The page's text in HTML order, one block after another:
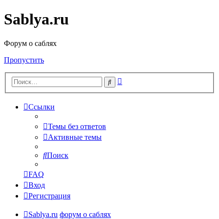
Sablya.ru
Форум о саблях
Пропустить
Поиск
Ссылки
Темы без ответов
Активные темы
Поиск
FAQ
Вход
Регистрация
Sablya.ru форум о саблях